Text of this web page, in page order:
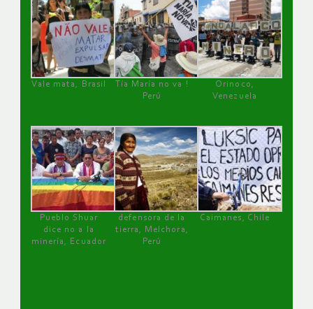
Vale mata, Brasil
Tía María no va !
Perú
Orinoco,
Venezuela
Pueblo Shuar
dice no a la
minería, Ecuador
defensora de la
tierra, Melchora,
Perú
Caimanes, Chile